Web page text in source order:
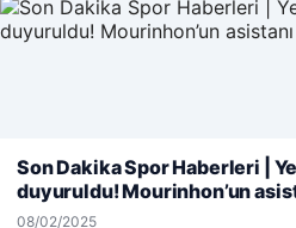
Web sitemizi nasıl kullandığınızı
kullanıyoruz.Çerez Politikamız
Son Dakika Spor Haberleri |
duyuruldu! Mourinhon’un
08/02/2025